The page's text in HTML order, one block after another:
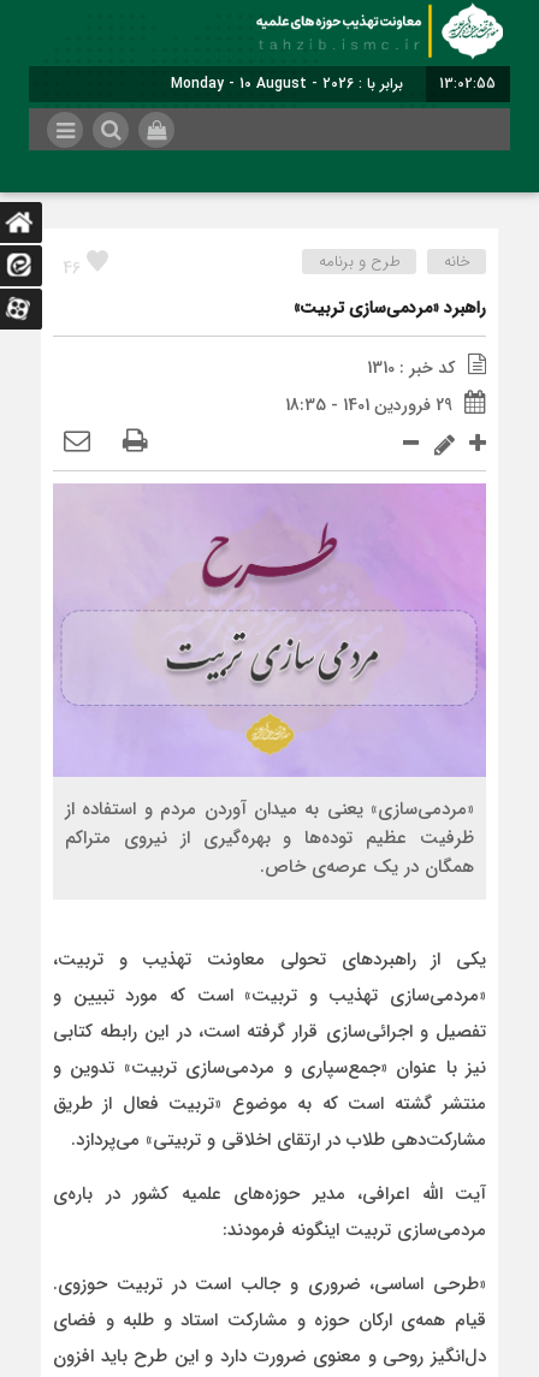
13:02:55 برابر با : Monday - 10 August - 2026
46 خانه طرح و برنامه
راهبرد «مردمی‌سازی تربیت»
کد خبر : 1310
29 فروردین 1401 - 18:35
«مردمی‌سازی» یعنی به میدان آوردن مردم و استفاده از
ظرفیت عظیم توده‌ها و بهره‌گیری از نیروی متراکم
همگان در یک عرصه‌ی خاص.
یکی از راهبردهای تحولی معاونت تهذیب و تربیت،
«مردمی‌سازی تهذیب و تربیت» است که مورد تبیین و
تفصیل و اجرائی‌سازی قرار گرفته است، در این رابطه کتابی
نیز با عنوان «جمع‌سپاری و مردمی‌سازی تربیت» تدوین و
منتشر گشته است که به موضوع «تربیت فعال از طریق
مشارکت‌دهی طلاب در ارتقای اخلاقی و تربیتی» می‌پردازد.
آیت الله اعرافی، مدیر حوزه‌های علمیه کشور در باره‌ی
مردمی‌سازی تربیت اینگونه فرمودند:
«طرحی اساسی، ضروری و جالب است در تربیت حوزوی.
قیام همه‌ی ارکان حوزه و مشارکت استاد و طلبه و فضای
دل‌انگیز روحی و معنوی ضرورت دارد و این طرح باید افزون